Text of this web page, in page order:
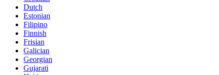
Dutch
Estonian
Filipino
Finnish
Frisian
Galician
Georgian
Gujarati